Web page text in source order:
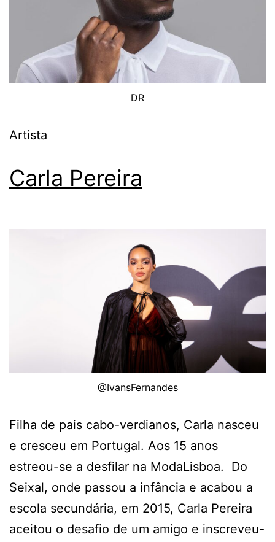
DR
Artista
Carla Pereira
@IvansFernandes
Filha de pais cabo-verdianos, Carla nasceu
e cresceu em Portugal. Aos 15 anos
estreou-se a desfilar na ModaLisboa. Do
Seixal, onde passou a infância e acabou a
escola secundária, em 2015, Carla Pereira
aceitou o desafio de um amigo e inscreveu-